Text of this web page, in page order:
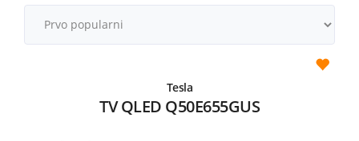
Podrška
Tesla
TV QLED Q50E655GUS